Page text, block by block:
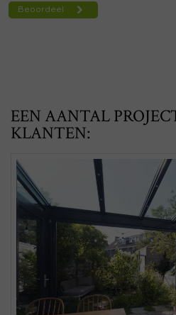
EEN AANTAL
KLANTEN: